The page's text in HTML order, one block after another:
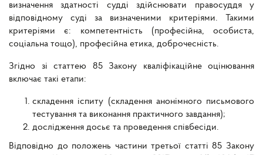
визначення здатності судді здійснювати правосуддя у
відповідному суді за визначеними критеріями. Такими
критеріями є: компетентність (професійна, особиста,
соціальна тощо), професійна етика, доброчесність.
Згідно зі статтею 85 Закону кваліфікаційне оцінювання
включає такі етапи:
складення іспиту (складення анонімного письмового
тестування та виконання практичного завдання);
дослідження досьє та проведення співбесіди.
Відповідно до положень частини третьої статті 85 Закону